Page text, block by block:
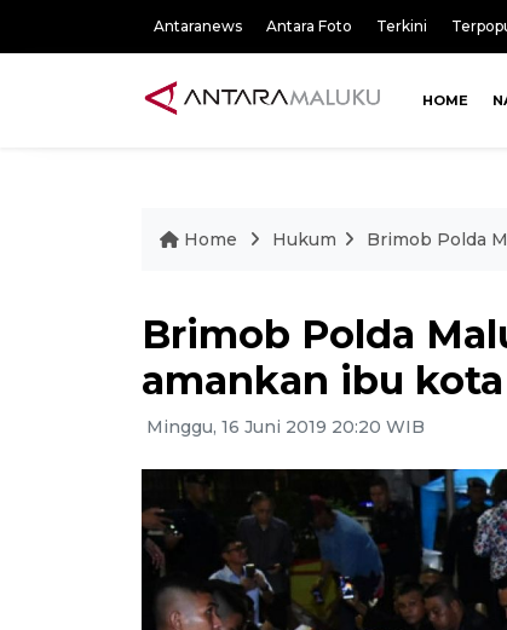
Antaranews Antara Foto Terkini
HOME
Home Hukum Brimob Polda
Brimob Polda
amankan ibu kota
Minggu, 16 Juni 2019 20:20 WIB